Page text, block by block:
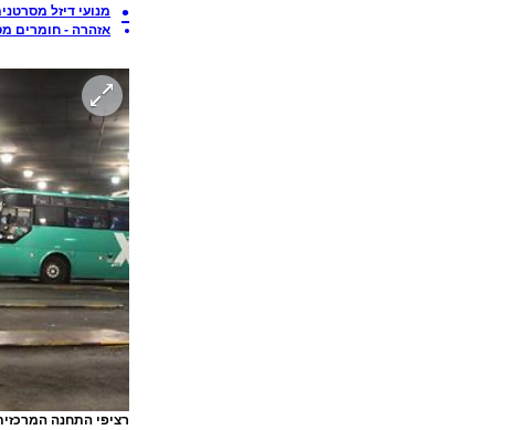
מנועי דיזל
אזהרה - חומרים
רציפי התחנה